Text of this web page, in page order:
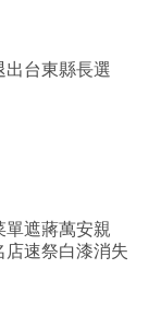
台東縣長選
遮蔣萬安親
速祭白漆消失